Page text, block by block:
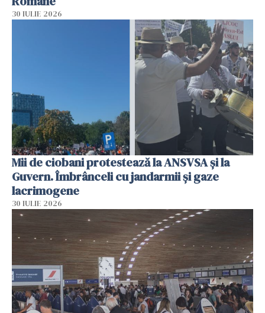
30 IULIE 2026
Mii de ciobani protestează la ANSVSA și la
Guvern. Îmbrânceli cu jandarmii și gaze
lacrimogene
30 IULIE 2026